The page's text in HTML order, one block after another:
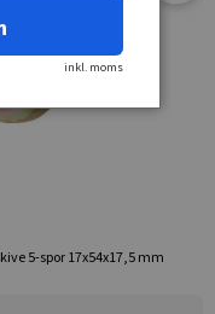
5-spor 17x54x17,5 mm
inkl. moms